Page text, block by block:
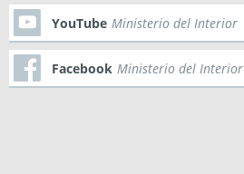
YouTube Ministerio del Interior
Facebook Ministerio del Interior